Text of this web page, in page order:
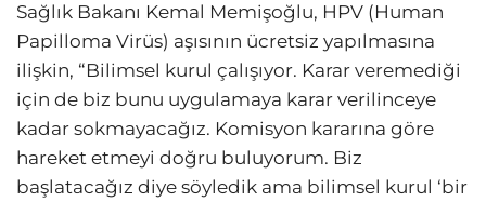
Sağlık Bakanı Kemal Memişoğlu, HPV (Human
Papilloma Virüs) aşısının ücretsiz yapılmasına
ilişkin, “Bilimsel kurul çalışıyor. Karar veremediği
için de biz bunu uygulamaya karar verilinceye
kadar sokmayacağız. Komisyon kararına göre
hareket etmeyi doğru buluyorum. Biz
başlatacağız diye söyledik ama bilimsel kurul ‘bir